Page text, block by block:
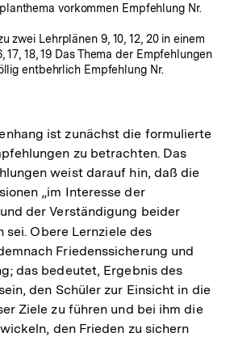
vorkommen Empfehlung Nr.
zwei Lehrplänen 9, 10, 12, 20 in einem
17, 18, 19 Das Thema der Empfehlungen
entbehrlich Empfehlung Nr.
ist zunächst die formulierte
zu betrachten. Das
weist darauf hin, daß die
„im Interesse der
der Verständigung beider
sei. Obere Lernziele des
Friedenssicherung und
das bedeutet, Ergebnis des
den Schüler zur Einsicht in die
Ziele zu führen und bei ihm die
den Frieden zu sichern